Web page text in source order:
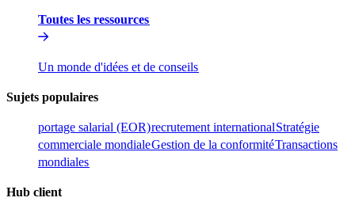
Toutes les ressources​​
Un monde d'idées et de conseils​​
Sujets populaires​​
portage salarial (EOR)​​recrutement international​​Stratégie
commerciale mondiale​​Gestion de la conformité​​Transactions
mondiales​​
Hub client​​